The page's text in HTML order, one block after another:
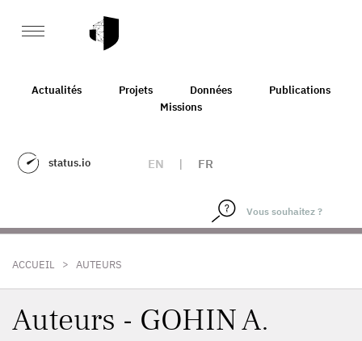
Actualités Projets Données
Publications
Missions
status.io EN | FR
ACCUEIL > AUTEURS
Auteurs - GOHIN A.